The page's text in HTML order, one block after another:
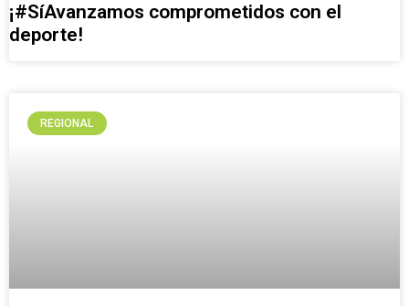
¡#SíAvanzamos comprometidos con el
deporte!
REGIONAL